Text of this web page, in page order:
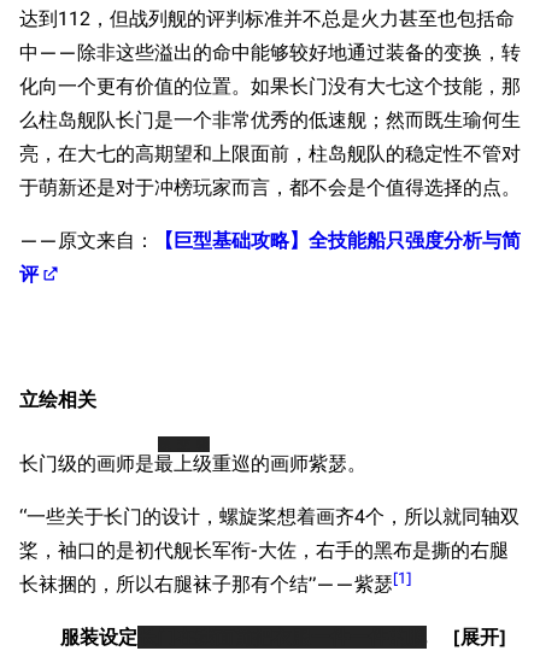
浴室
学院与战术
放映厅
战区支队基地
工程局
特别船坞
舰娘对话小剧场
舰船造船厂一览
舰船归宿一览
舰名溯源
舰艇徽章与格言
图纸舰与未成舰
旧日本军舰一览
近代中国图纸舰
解放军主战舰艇
达到112，但战列舰的评判标准并不总是火力甚至也包括命
中——除非这些溢出的命中能够较好地通过装备的变换，转
化向一个更有价值的位置。如果长门没有大七这个技能，那
么柱岛舰队长门是一个非常优秀的低速舰；然而既生瑜何生
亮，在大七的高期望和上限面前，柱岛舰队的稳定性不管对
于萌新还是对于冲榜玩家而言，都不会是个值得选择的点。
——原文来自：
【巨型基础攻略】全技能船只强度分析与简
评
立绘相关
长门级的画师是最上级重巡的画师紫瑟。
“一些关于长门的设计，螺旋桨想着画齐4个，所以就同轴双
桨，袖口的是初代舰长军衔-大佐，右手的黑布是撕的右腿
长袜捆的，所以右腿袜子那有个结”——紫瑟[1]
服装设定
游戏数据
台词
长门型战列舰设计简介
“八八舰队”计划简介